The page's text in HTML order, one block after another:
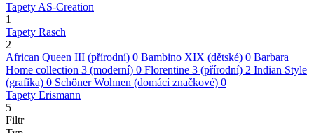
Tapety AS-Creation
1
Tapety Rasch
2
African Queen III (přírodní) 0 Bambino XIX (dětské) 0 Barbara
Home collection 3 (moderní) 0 Florentine 3 (přírodní) 2 Indian Style
(grafika) 0 Schöner Wohnen (domácí značkové) 0
Tapety Erismann
5
Filtr